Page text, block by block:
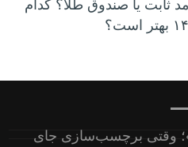
ثابت یا صندوق طلا؟ کدام
وقتی برچسب‌سازی جای